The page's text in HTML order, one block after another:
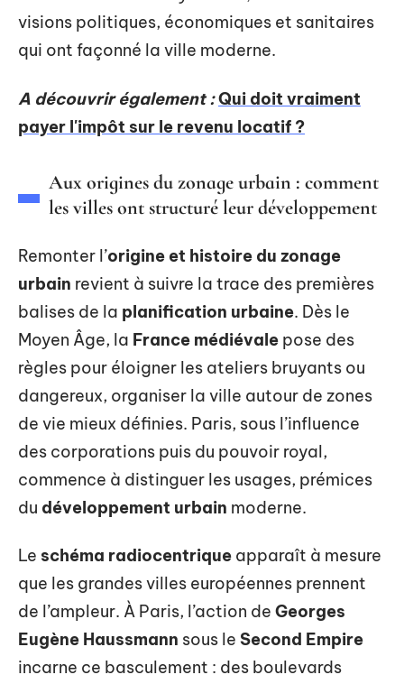
visions politiques, économiques et sanitaires
qui ont façonné la ville moderne.
A découvrir également :Qui doit vraiment
payer l'impôt sur le revenu locatif ?
Aux origines du zonage urbain : comment
les villes ont structuré leur développement
Remonter l’origine et histoire du zonage
urbain revient à suivre la trace des premières
balises de la planification urbaine. Dès le
Moyen Âge, la France médiévale pose des
règles pour éloigner les ateliers bruyants ou
dangereux, organiser la ville autour de zones
de vie mieux définies. Paris, sous l’influence
des corporations puis du pouvoir royal,
commence à distinguer les usages, prémices
du développement urbain moderne.
Le schéma radiocentrique apparaît à mesure
que les grandes villes européennes prennent
de l’ampleur. À Paris, l’action de Georges
Eugène Haussmann sous le Second Empire
incarne ce basculement : des boulevards